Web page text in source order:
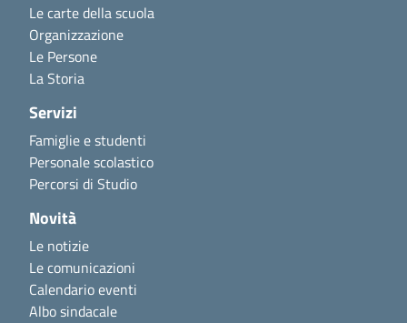
Le carte della scuola
Organizzazione
Le Persone
La Storia
Servizi
Famiglie e studenti
Personale scolastico
Percorsi di Studio
Novità
Le notizie
Le comunicazioni
Calendario eventi
Albo sindacale